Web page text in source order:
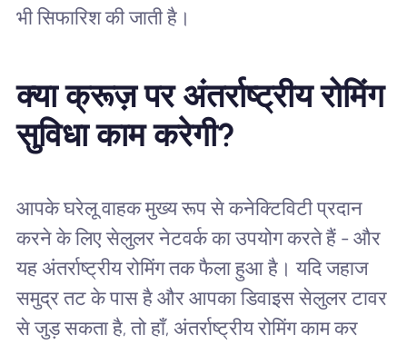
भी सिफारिश की जाती है।
क्या क्रूज़ पर अंतर्राष्ट्रीय रोमिंग
सुविधा काम करेगी?
आपके घरेलू वाहक मुख्य रूप से कनेक्टिविटी प्रदान
करने के लिए सेलुलर नेटवर्क का उपयोग करते हैं - और
यह अंतर्राष्ट्रीय रोमिंग तक फैला हुआ है। यदि जहाज
समुद्र तट के पास है और आपका डिवाइस सेलुलर टावर
से जुड़ सकता है, तो हाँ, अंतर्राष्ट्रीय रोमिंग काम कर